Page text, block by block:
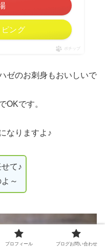
ング
ポチップ
ゼのお刺身もおいしいで
OKです。
なりますよ♪
て♪
～
プロフィール ブログお問い合わせ